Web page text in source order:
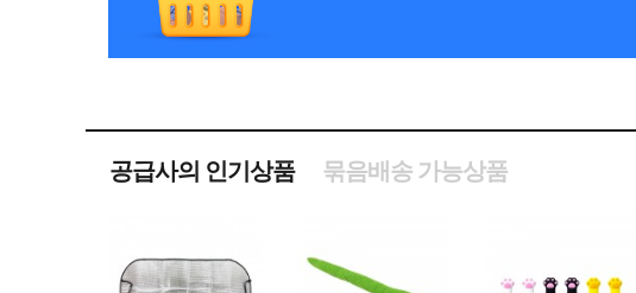
공급사의 인기상품 묶음배송 가능상품